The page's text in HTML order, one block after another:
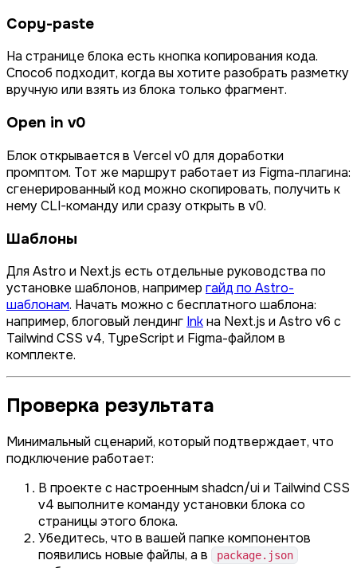
Copy-paste
На странице блока есть кнопка копирования кода.
Способ подходит, когда вы хотите разобрать разметку
вручную или взять из блока только фрагмент.
Open in v0
Блок открывается в Vercel v0 для доработки
промптом. Тот же маршрут работает из Figma-плагина:
сгенерированный код можно скопировать, получить к
нему CLI-команду или сразу открыть в v0.
Шаблоны
Для Astro и Next.js есть отдельные руководства по
установке шаблонов, например гайд по Astro-
шаблонам. Начать можно с бесплатного шаблона:
например, блоговый лендинг Inkна Next.js и Astro v6 с
Tailwind CSS v4, TypeScript и Figma-файлом в
комплекте.
Проверка результата
Минимальный сценарий, который подтверждает, что
подключение работает:
В проекте с настроенным shadcn/ui и Tailwind CSS
v4 выполните команду установки блока со
страницы этого блока.
Убедитесь, что в вашей папке компонентов
появились новые файлы, а в
package.json